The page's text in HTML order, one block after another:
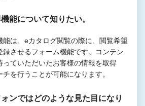
能について知りたい。
能は、eカタログ閲覧の際に、閲覧希望
録させるフォーム機能です。コンテン
っていただいたお客様の情報を取得
チを行うことが可能になります。
ンではどのような見た目になり